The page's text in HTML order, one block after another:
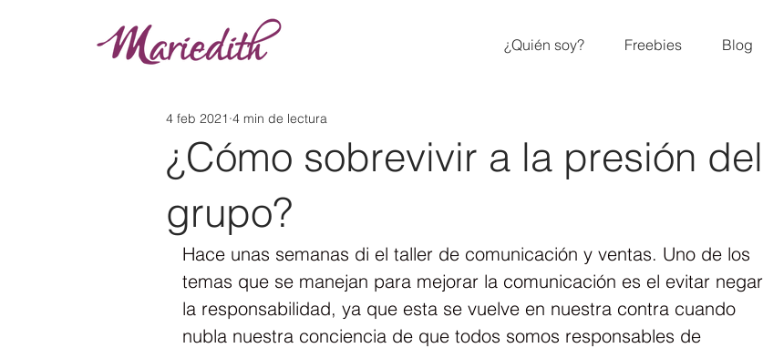
¿Quién soy? Freebies Blog
¿Cómo sobrevivir a la presión del
grupo?
4 feb 2021 4 min de lectura
Hace unas semanas di el taller de comunicación y ventas. Uno de los
temas que se manejan para mejorar la comunicación es el evitar negar
la responsabilidad, ya que esta se vuelve en nuestra contra cuando
nubla nuestra conciencia de que todos somos responsables de